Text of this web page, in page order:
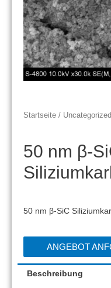
Startseite / Uncategorized
50 nm β-
50 nm β-SiC
ANGEBOT
Beschreibung